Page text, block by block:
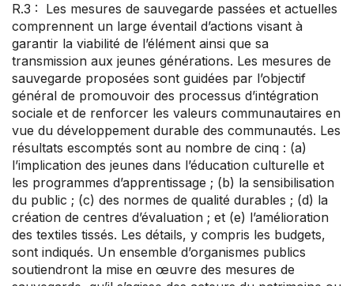
R.3 : Les mesures de sauvegarde passées et actuelles
comprennent un large éventail d’actions visant à
garantir la viabilité de l’élément ainsi que sa
transmission aux jeunes générations. Les mesures de
sauvegarde proposées sont guidées par l’objectif
général de promouvoir des processus d’intégration
sociale et de renforcer les valeurs communautaires en
vue du développement durable des communautés. Les
résultats escomptés sont au nombre de cinq : (a)
l’implication des jeunes dans l’éducation culturelle et
les programmes d’apprentissage ; (b) la sensibilisation
du public ; (c) des normes de qualité durables ; (d) la
création de centres d’évaluation ; et (e) l’amélioration
des textiles tissés. Les détails, y compris les budgets,
sont indiqués. Un ensemble d’organismes publics
soutiendront la mise en œuvre des mesures de